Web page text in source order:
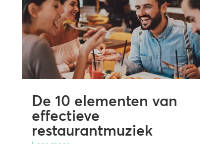
De 10 elementen van
effectieve
restaurantmuziek